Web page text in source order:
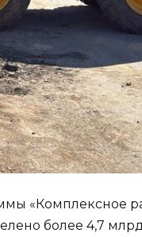
«Комплексное
более 4,7